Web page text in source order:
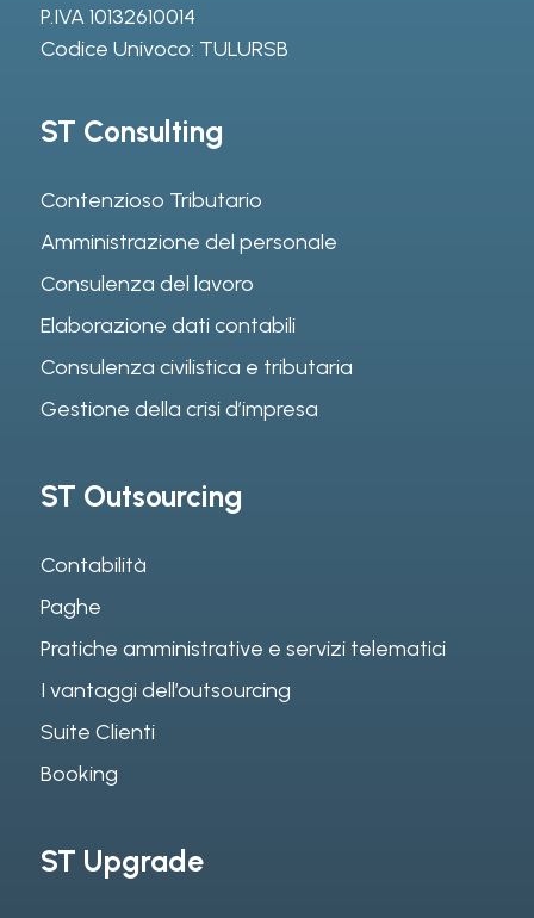
P.IVA 10132610014
Codice Univoco: TULURSB
ST Consulting
Contenzioso Tributario
Amministrazione del personale
Consulenza del lavoro
Elaborazione dati contabili
Consulenza civilistica e tributaria
Gestione della crisi d’impresa
ST Outsourcing
Contabilità
Paghe
Pratiche amministrative e servizi telematici
I vantaggi dell’outsourcing
Suite Clienti
Booking
ST Upgrade